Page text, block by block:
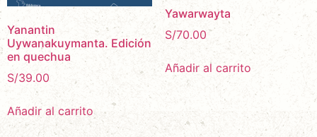
Yanantin
Uywanakuymanta. Edición
en quechua
S/39.00
Añadir al carrito
Yawarwayta
S/70.00
Añadir al carrito